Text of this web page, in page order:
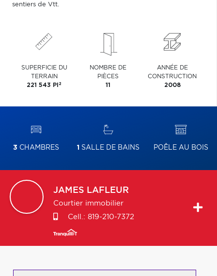
sentiers de Vtt.
SUPERFICIE DU
TERRAIN
221 543 PI 2
NOMBRE DE
PIÈCES
11
ANNÉE DE
CONSTRUCTION
2008
3 CHAMBRES 1 SALLE DE BAINS POÊLE AU BOIS
JAMES LAFLEUR
Courtier immobilier
Cell.: 819-210-7372